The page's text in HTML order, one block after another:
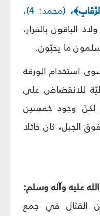
(محمد: 4)
،
الباقون بالفرار،
ما يحبّون.
استخدام الورقة
للانقضاض على
لكنّ وجود خمسين
الجبل، كان حائلاً
القتال في جمع